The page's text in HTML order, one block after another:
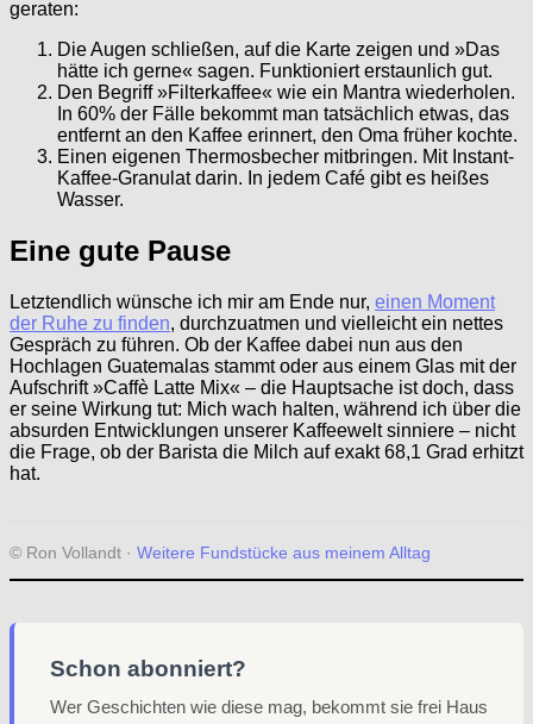
geraten:
Die Augen schließen, auf die Karte zeigen und »Das
hätte ich gerne« sagen. Funktioniert erstaunlich gut.
Den Begriff »Filterkaffee« wie ein Mantra wiederholen.
In 60% der Fälle bekommt man tatsächlich etwas, das
entfernt an den Kaffee erinnert, den Oma früher kochte.
Einen eigenen Thermosbecher mitbringen. Mit Instant-
Kaffee-Granulat darin. In jedem Café gibt es heißes
Wasser.
Eine gute Pause
Letztendlich wünsche ich mir am Ende nur, einen Moment
der Ruhe zu finden, durchzuatmen und vielleicht ein nettes
Gespräch zu führen. Ob der Kaffee dabei nun aus den
Hochlagen Guatemalas stammt oder aus einem Glas mit der
Aufschrift »Caffè Latte Mix« – die Hauptsache ist doch, dass
er seine Wirkung tut: Mich wach halten, während ich über die
absurden Entwicklungen unserer Kaffeewelt sinniere – nicht
die Frage, ob der Barista die Milch auf exakt 68,1 Grad erhitzt
hat.
© Ron Vollandt · Weitere Fundstücke aus meinem Alltag
Schon abonniert?
Wer Geschichten wie diese mag, bekommt sie frei Haus